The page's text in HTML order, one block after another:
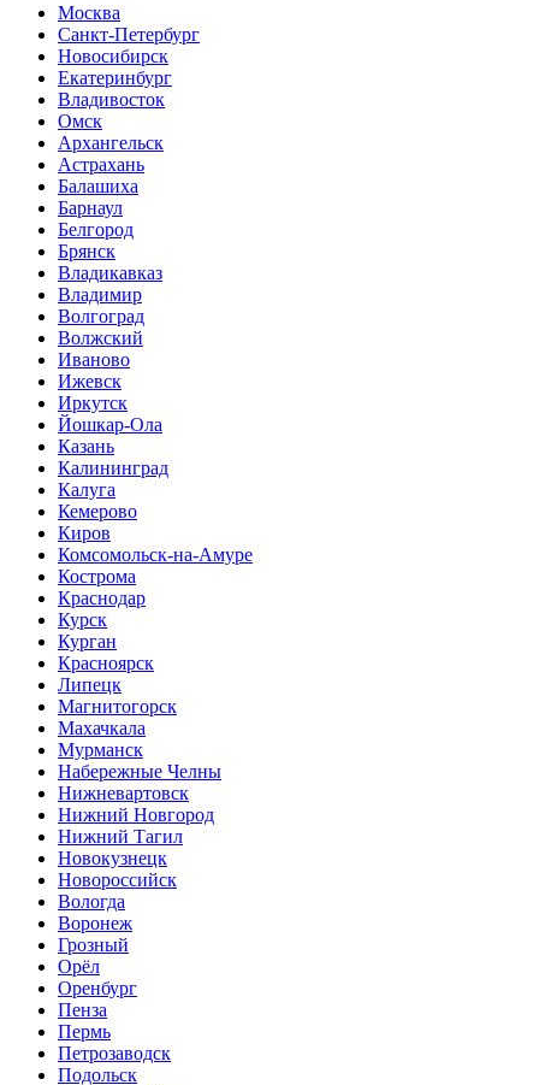
Москва
Санкт-Петербург
Новосибирск
Екатеринбург
Владивосток
Омск
Архангельск
Астрахань
Балашиха
Барнаул
Белгород
Брянск
Владикавказ
Владимир
Волгоград
Волжский
Иваново
Ижевск
Иркутск
Йошкар-Ола
Казань
Калининград
Калуга
Кемерово
Киров
Комсомольск-на-Амуре
Кострома
Краснодар
Курск
Курган
Красноярск
Липецк
Магнитогорск
Махачкала
Мурманск
Набережные Челны
Нижневартовск
Нижний Новгород
Нижний Тагил
Новокузнецк
Новороссийск
Вологда
Воронеж
Грозный
Орёл
Оренбург
Пенза
Пермь
Петрозаводск
Подольск